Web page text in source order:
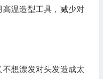
温造型工具，减少对
想漂发对头发造成太